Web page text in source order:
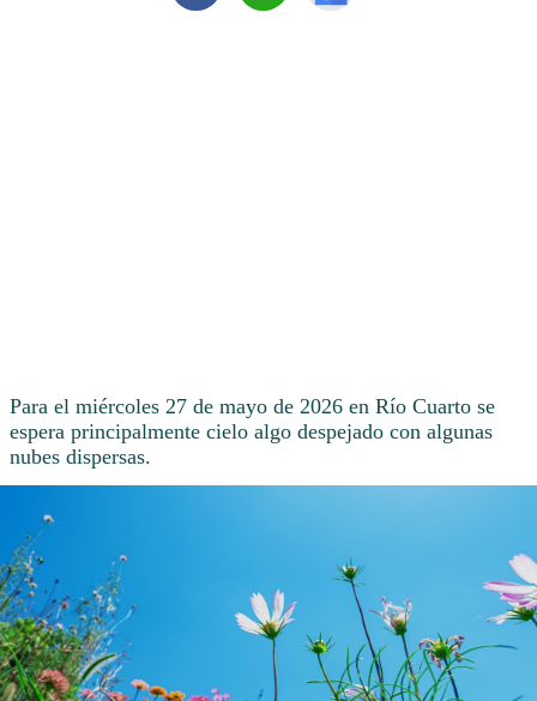
Para el miércoles 27 de mayo de 2026 en Río Cuarto se
espera principalmente cielo algo despejado con algunas
nubes dispersas.